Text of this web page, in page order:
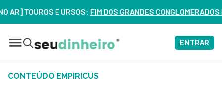
E URSOS:FIM DOS GRANDES CONGLOMERADOS NO
ENTRAR
CONTEÚDO EMPIRICUS